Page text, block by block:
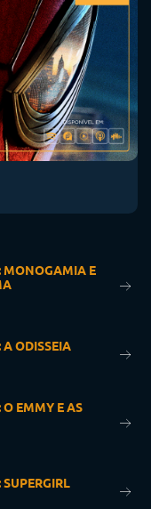
MONOGAMIA E
ODISSEIA
EMMY E AS